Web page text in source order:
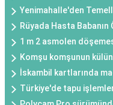
Yenimahalle'den
Rüyada Hasta
1 m 2 asmolen
Komşu komşunun
İskambil kartlarında
Türkiye'de tapu